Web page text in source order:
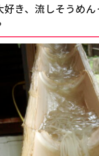
好き、流しそうめ